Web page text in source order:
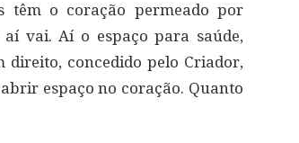
têm o coração permeado por
vai. Aí o espaço para saúde,
direito, concedido pelo Criador,
espaço no coração. Quanto